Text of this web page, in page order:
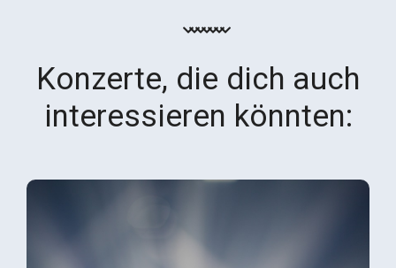
Konzerte, die dich auch
interessieren könnten: